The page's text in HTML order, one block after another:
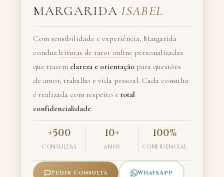
MARGARIDAISABEL
Com sensibilidade e experiência, Margarida
conduz leituras de tarot online personalizadas
que trazem clareza e orientação para questões
de amor, trabalho e vida pessoal. Cada consulta
é realizada com respeito etotal
confidencialidade.
+500
CONSULTAS
10+
ANOS
100%
CONFIDENCIAL
Pedir Consulta WhatsApp